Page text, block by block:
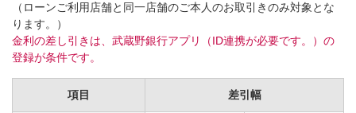
（ローンご利用店舗と同一店舗のご本人のお取引きのみ対象とな
ります。）
金利の差し引きは、武蔵野銀行アプリ（ID連携が必要です。）の
登録が条件です。
項目 差引幅